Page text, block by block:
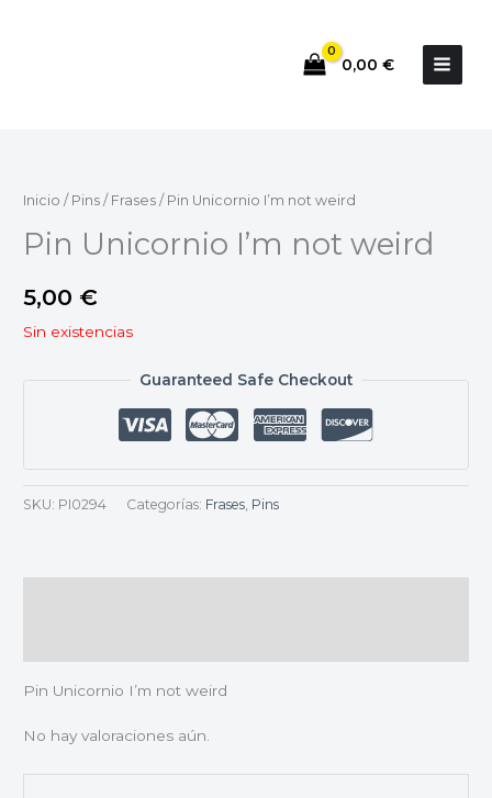
0,00 €
Inicio / Pins / Frases / Pin Unicornio I’m not weird
Pin Unicornio I’m not weird
5,00 €
Sin existencias
Guaranteed Safe Checkout
SKU: PI0294 Categorías: Frases, Pins
Pin Unicornio I’m not weird
No hay valoraciones aún.